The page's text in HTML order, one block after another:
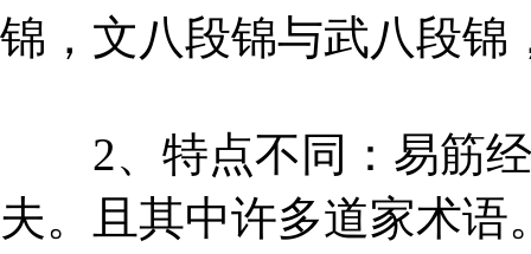
锦，文八段锦与武八段锦
2、特点不同：易筋经
夫。且其中许多道家术